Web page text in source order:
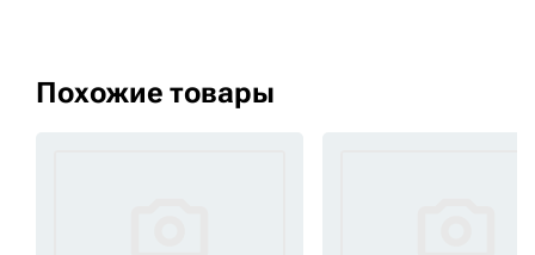
Похожие товары